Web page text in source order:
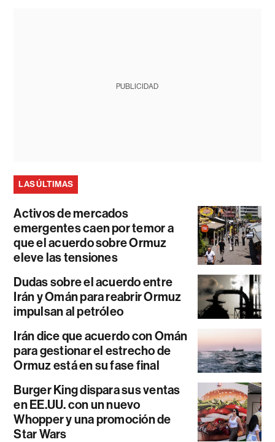
PUBLICIDAD
LAS ÚLTIMAS
Activos de mercados
emergentes caen por temor a
que el acuerdo sobre Ormuz
eleve las tensiones
Dudas sobre el acuerdo entre
Irán y Omán para reabrir Ormuz
impulsan al petróleo
Irán dice que acuerdo con Omán
para gestionar el estrecho de
Ormuz está en su fase final
Burger King dispara sus ventas
en EE.UU. con un nuevo
Whopper y una promoción de
Star Wars